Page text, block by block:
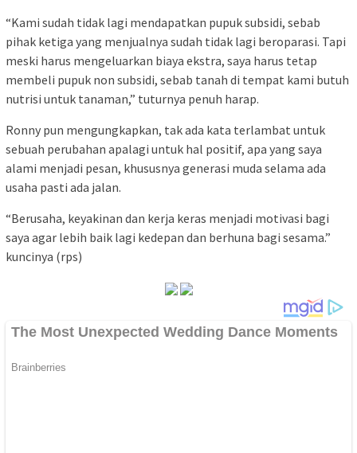
“Kami sudah tidak lagi mendapatkan pupuk subsidi, sebab
pihak ketiga yang menjualnya sudah tidak lagi beroparasi. Tapi
meski harus mengeluarkan biaya ekstra, saya harus tetap
membeli pupuk non subsidi, sebab tanah di tempat kami butuh
nutrisi untuk tanaman,” tuturnya penuh harap.
Ronny pun mengungkapkan, tak ada kata terlambat untuk
sebuah perubahan apalagi untuk hal positif, apa yang saya
alami menjadi pesan, khususnya generasi muda selama ada
usaha pasti ada jalan.
“Berusaha, keyakinan dan kerja keras menjadi motivasi bagi
saya agar lebih baik lagi kedepan dan berhuna bagi sesama.”
kuncinya (rps)